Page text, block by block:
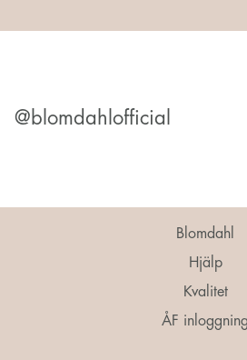
@blomdahlofficial
Blomdahl
Hjälp
Kvalitet
ÅF inloggning